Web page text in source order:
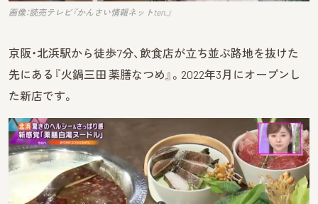
画像：読売テレビ『かんさい情報ネットten.』
京阪・北浜駅から徒歩7分、飲食店が立ち並ぶ路地を抜けた
先にある『火鍋三田 薬膳なつめ』。2022年3月にオープンし
た新店です。